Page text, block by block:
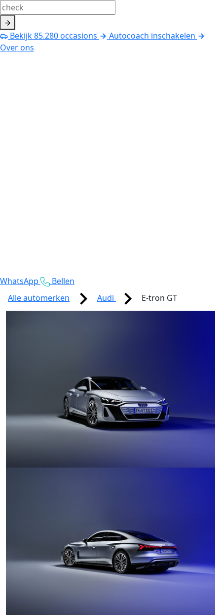
Bekijk85.280occasions
Autocoach inschakelen
Over ons
WhatsApp
Bellen
Alle automerken
Audi E-tron GT